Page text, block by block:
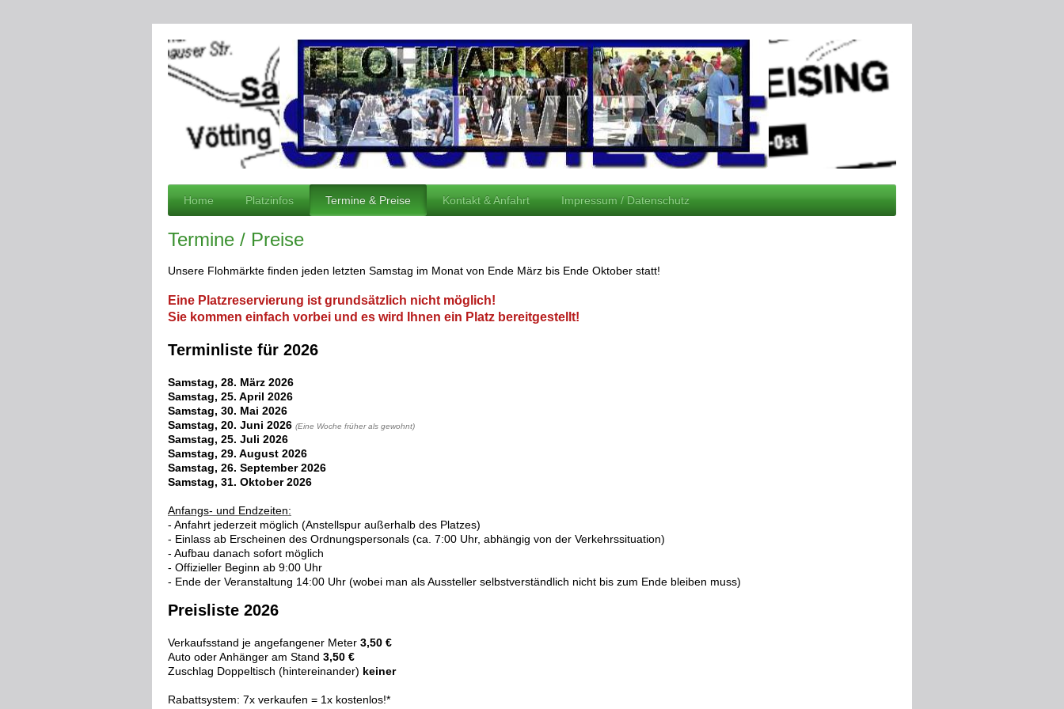
Home Platzinfos Termine & Preise Kontakt & Anfahrt Impressum / Datenschutz
Termine / Preise
Unsere Flohmärkte finden jeden letzten Samstag im Monat von Ende März bis Ende Oktober statt!
Eine Platzreservierung ist grundsätzlich nicht möglich!
Sie kommen einfach vorbei und es wird Ihnen ein Platz bereitgestellt!
Terminliste für 2026
Samstag, 28. März 2026
Samstag, 25. April 2026
Samstag, 30. Mai 2026
Samstag, 20. Juni 2026 (Eine Woche früher als gewohnt)
Samstag, 25. Juli 2026
Samstag, 29. August 2026
Samstag, 26. September 2026
Samstag, 31. Oktober 2026
Anfangs- und Endzeiten:
- Anfahrt jederzeit möglich (Anstellspur außerhalb des Platzes)
- Einlass ab Erscheinen des Ordnungspersonals (ca. 7:00 Uhr, abhängig von der Verkehrssituation)
- Aufbau danach sofort möglich
- Offizieller Beginn ab 9:00 Uhr
- Ende der Veranstaltung 14:00 Uhr (wobei man als Aussteller selbstverständlich nicht bis zum Ende bleiben muss)
Preisliste 2026
Verkaufsstand je angefangener Meter 3,50 €
Auto oder Anhänger am Stand 3,50 €
Zuschlag Doppeltisch (hintereinander) keiner
Rabattsystem: 7x verkaufen = 1x kostenlos!*